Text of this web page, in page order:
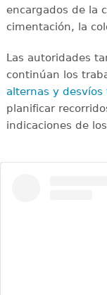
encargados de la
cimentación, la
Las autoridades
continúan los
alternas y desvíos
planificar
indicaciones de